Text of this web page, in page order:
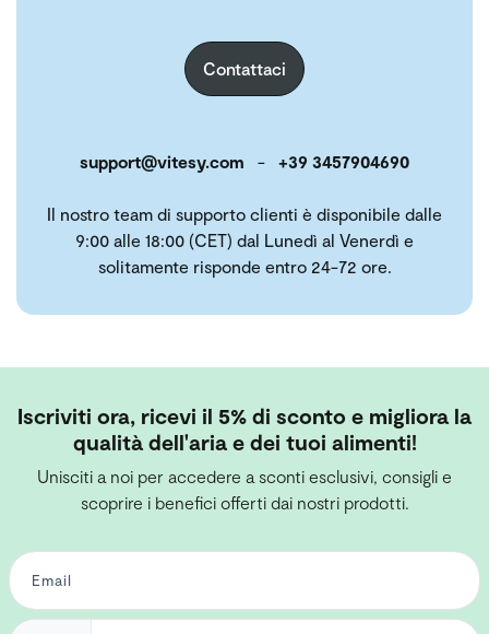
Contattaci
support@vitesy.com - +39 3457904690
Il nostro team di supporto clienti è disponibile dalle
9:00 alle 18:00 (CET) dal Lunedì al Venerdì e
solitamente risponde entro 24-72 ore.
Iscriviti ora, ricevi il 5% di sconto e migliora la
qualità dell'aria e dei tuoi alimenti!
Unisciti a noi per accedere a sconti esclusivi, consigli e
scoprire i benefici offerti dai nostri prodotti.